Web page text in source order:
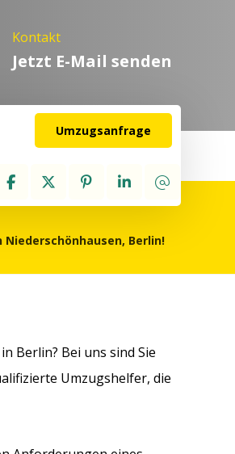
Kontakt
Jetzt E-Mail senden
Umzugsanfrage
Niederschönhausen, Berlin!
Berlin? Bei uns sind Sie
Umzugshelfer, die